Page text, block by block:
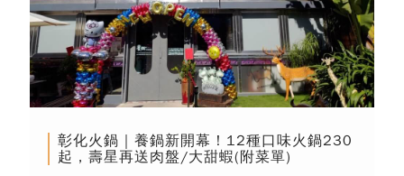
彰化火鍋｜養鍋新開幕！12種口味火鍋230
起，壽星再送肉盤/大甜蝦(附菜單)